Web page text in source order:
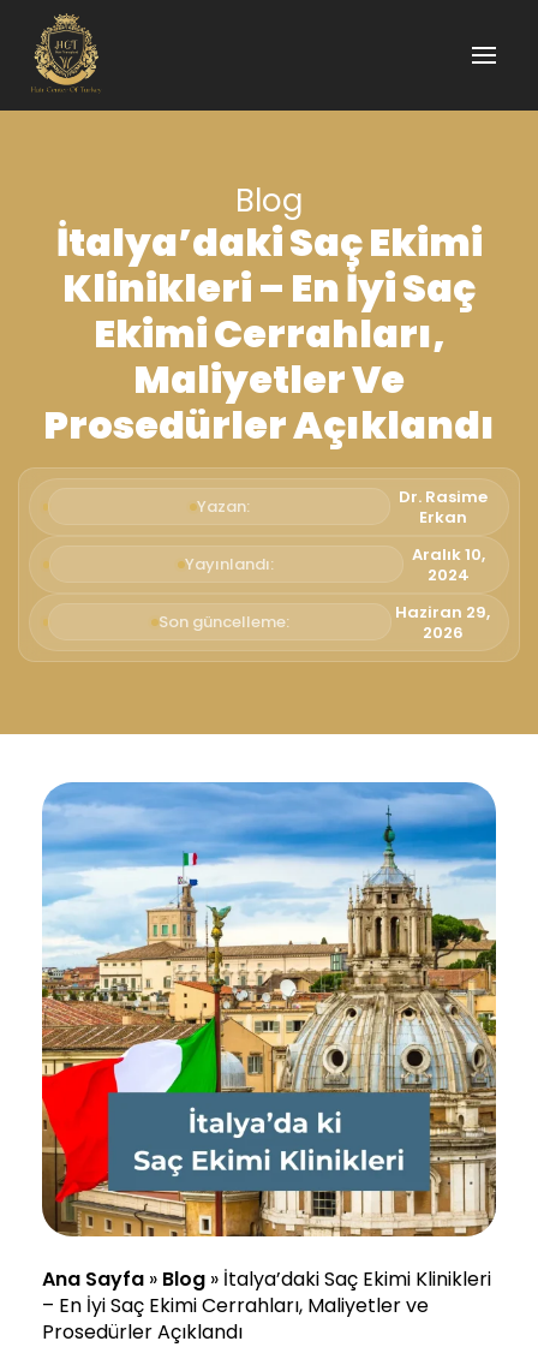
Blog
İtalya’daki Saç Ekimi
Klinikleri – En İyi Saç
Ekimi Cerrahları,
Maliyetler Ve
Prosedürler Açıklandı
Yazan:
Dr. Rasime
Erkan
Yayınlandı:
Aralık 10,
2024
Son güncelleme:
Haziran 29,
2026
Ana Sayfa » Blog » İtalya’daki Saç Ekimi Klinikleri
– En İyi Saç Ekimi Cerrahları, Maliyetler ve
Prosedürler Açıklandı